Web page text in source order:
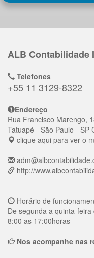
ALB Contabilidade
Telefones
+55 11 3129-8322
Endereço
Rua Francisco Marengo,
Tatuapé - São Paulo - SP
clique aqui para ver o
http://
Horário de
De segunda a quinta-
8:00 as 17:00horas
Nos acompanhe nas